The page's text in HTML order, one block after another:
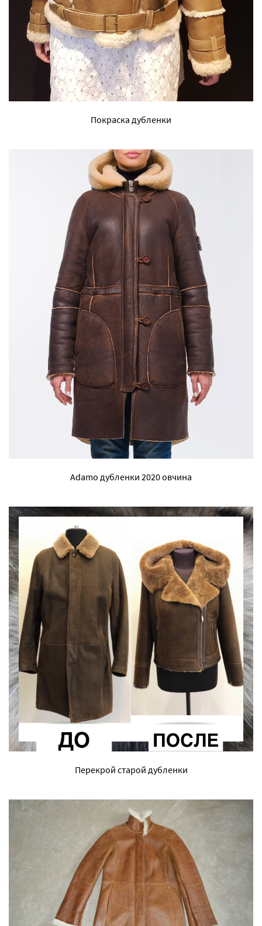
Покраска дубленки
Adamo дубленки 2020 овчина
Перекрой старой дубленки